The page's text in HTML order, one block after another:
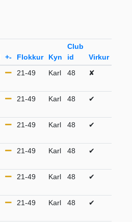
+- Flokkur Kyn
Club
id
Virkur
21-49 Karl 48 ✘
21-49 Karl 48 ✔
21-49 Karl 48 ✔
21-49 Karl 48 ✔
21-49 Karl 48 ✔
21-49 Karl 48 ✔